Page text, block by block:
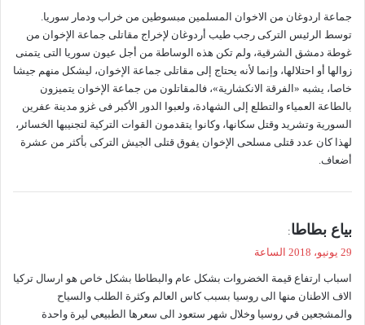
ل
جماعة اردوغان من الاخوان المسلمين مبسوطين من خراب ودمار سوريا.
توسط الرئيس التركى رجب طيب أردوغان لإخراج مقاتلى جماعة الإخوان من
غوطة دمشق الشرقية، ولم تكن هذه الوساطة من أجل عيون سوريا التى يتمنى
زوالها أو احتلالها، وإنما لأنه يحتاج إلى مقاتلى جماعة الإخوان، ليشكل منهم جيشا
خاصا، يشبه «الفرقة الانكشارية»، فالمقاتلون من جماعة الإخوان يتميزون
بالطاعة العمياء والتطلع إلى الشهادة، ولعبوا الدور الأكبر فى غزو مدينة عفرين
السورية وتشريد وقتل سكانها، وكانوا يتقدمون القوات التركية لتجنيبها الخسائر،
لهذا كان عدد قتلى مسلحى الإخوان يفوق قتلى الجيش التركى بأكثر من عشرة
أضعاف.
ل
بياع بطاطا:
29 يونيو، 2018 الساعة
اسباب ارتفاع قيمة الخضروات بشكل عام والبطاطا بشكل خاص هو ارسال تركيا
الاف الاطنان منها الى روسيا بسبب كاس العالم وكثرة الطلب والسياح
والمشجعين في روسيا وخلال شهر ستعود الى سعرها الطبيعي ليرة واحدة